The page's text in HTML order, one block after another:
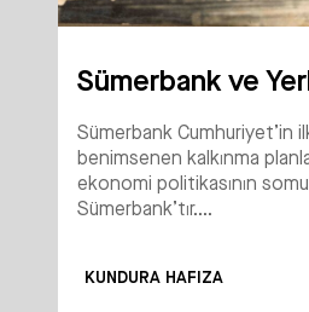
Sümerbank ve
Sümerbank Cumhuriyet’in
benimsenen kalkınma
ekonomi politikasının
Sümerbank’tır....
KUNDURA HAFIZA